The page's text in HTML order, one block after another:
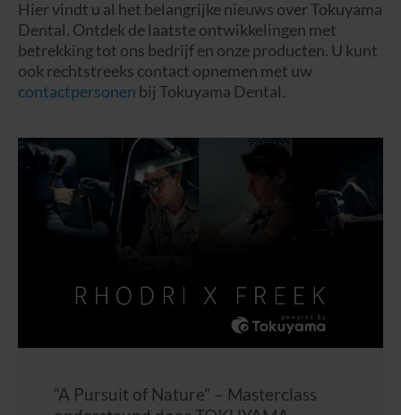
Hier vindt u al het belangrijke nieuws over Tokuyama
Dental. Ontdek de laatste ontwikkelingen met
betrekking tot ons bedrijf en onze producten. U kunt
ook rechtstreeks contact opnemen met uw
contactpersonen bij Tokuyama Dental.
“A Pursuit of Nature” – Masterclass